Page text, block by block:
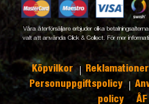
Våra återförsäljare erbjuder olika
valt att använda Click & Collect. För mer
Köpvilkor
Personuppgiftspolicy
policy